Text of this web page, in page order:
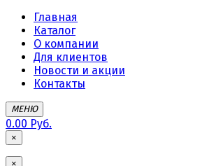
Главная
Каталог
О компании
Для клиентов
Новости и акции
Контакты
МЕНЮ
0.00 Руб.
×
×